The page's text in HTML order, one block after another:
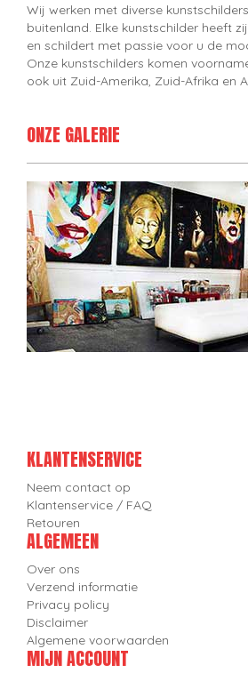
Wij werken met diverse
buitenland. Elke kunstschilder heeft
en schildert met passie voor u de
Onze kunstschilders komen
ook uit Zuid-Amerika, Zuid-Afrika en
ONZE GALERIE
KLANTENSERVICE
Neem contact op
Klantenservice / FAQ
Retouren
ALGEMEEN
Over ons
Verzend informatie
Privacy policy
Disclaimer
Algemene voorwaarden
MIJN ACCOUNT